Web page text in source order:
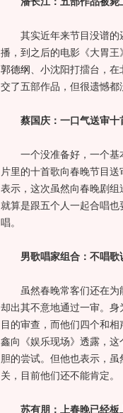
其实近年来节目没谱的
播，到之后的电影《大胃
郭德纲 、小沈阳打擂台，
交了五部作品，但很遗憾都
蔡国庆：一口气送审十
一个没准备好，一个基
片里的十首歌向春晚节目
表示，这次虽然向春晚剧
就算是跟五个人一起合唱
唱。
男歌唱家组合：不唱
虽然春晚常客们还在为能
却出其不意地通过一审。
目的审查，而他们四个和
鑫向《娱乐现场》透露，
胆的尝试。但他也表示，
关，目前他们还不能肯定。
苏有朋：上春晚已经板